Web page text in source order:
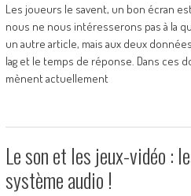
Les joueurs le savent, un bon écran
nous ne nous intéresserons pas à la
un autre article, mais aux deux
lag et le temps de réponse. Dans ces
mènent actuellement
Le son et les jeux-vidéo :
système audio !